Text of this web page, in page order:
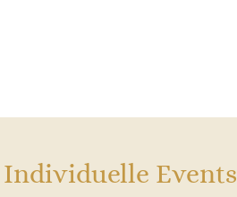
Individuelle Events